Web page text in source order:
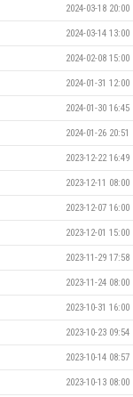
2024-03-18 20:00
2024-03-14 13:00
2024-02-08 15:00
2024-01-31 12:00
2024-01-30 16:45
2024-01-26 20:51
2023-12-22 16:49
2023-12-11 08:00
2023-12-07 16:00
2023-12-01 15:00
2023-11-29 17:58
2023-11-24 08:00
2023-10-31 16:00
2023-10-23 09:54
2023-10-14 08:57
2023-10-13 08:00